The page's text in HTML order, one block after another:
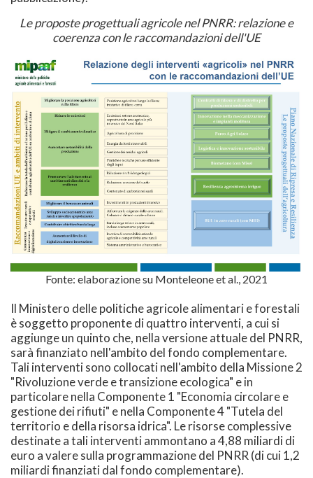
Le proposte progettuali agricole nel PNRR: relazione e
coerenza con le raccomandazioni dell'UE
Fonte: elaborazione su Monteleone et al., 2021
Il Ministero delle politiche agricole alimentari e forestali
è soggetto proponente di quattro interventi, a cui si
aggiunge un quinto che, nella versione attuale del PNRR,
sarà finanziato nell'ambito del fondo complementare.
Tali interventi sono collocati nell'ambito della Missione 2
"Rivoluzione verde e transizione ecologica" e in
particolare nella Componente 1 "Economia circolare e
gestione dei rifiuti" e nella Componente 4 "Tutela del
territorio e della risorsa idrica". Le risorse complessive
destinate a tali interventi ammontano a 4,88 miliardi di
euro a valere sulla programmazione del PNRR (di cui 1,2
miliardi finanziati dal fondo complementare).